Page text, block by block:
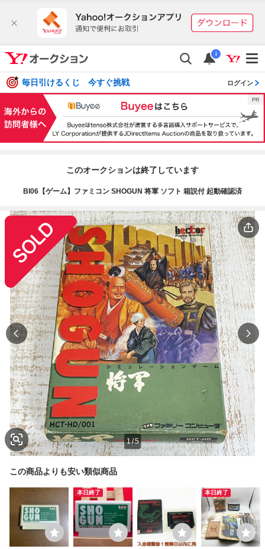
i
毎日引けるくじ 今すぐ挑戦 ログイン
このオークションは終了しています
BI06【ゲーム】ファミコン SHOGUN 将軍 ソフト 箱説付 起動確認済
1/5
この商品よりも安い類似商品
本日終了 本日終了